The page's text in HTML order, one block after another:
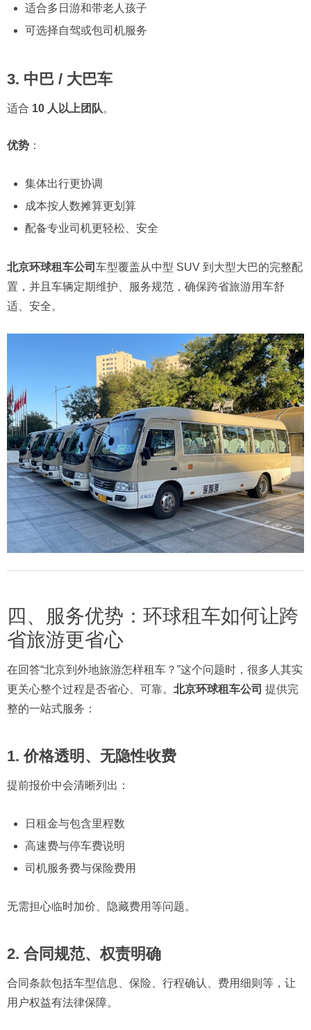
适合多日游和带老人孩子
可选择自驾或包司机服务
3. 中巴 / 大巴车
适合 10 人以上团队。
优势 ：
集体出行更协调
成本按人数摊算更划算
配备专业司机更轻松、安全
北京环球租车公司 车型覆盖从中型 SUV 到大型大巴的完整配
置，并且车辆定期维护、服务规范，确保跨省旅游用车舒
适、安全。
四、服务优势：环球租车如何让跨
省旅游更省心
在回答“北京到外地旅游怎样租车？”这个问题时，很多人其实
更关心整个过程是否省心、可靠。 北京环球租车公司 提供完
整的一站式服务：
1. 价格透明、无隐性收费
提前报价中会清晰列出：
日租金与包含里程数
高速费与停车费说明
司机服务费与保险费用
无需担心临时加价、隐藏费用等问题。
2. 合同规范、权责明确
合同条款包括车型信息、保险、行程确认、费用细则等，让
用户权益有法律保障。